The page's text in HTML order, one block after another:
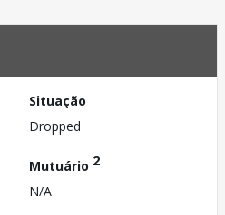
Situação
Dropped
Mutuário 2
N/A